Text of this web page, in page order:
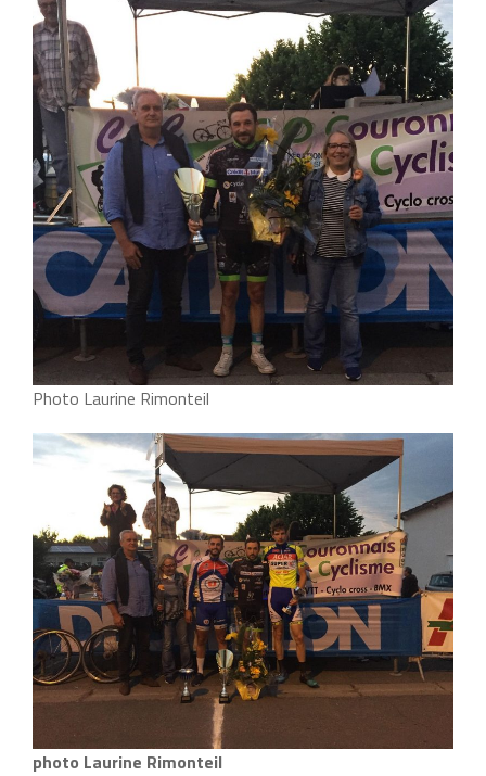
Photo Laurine Rimonteil
photo Laurine Rimonteil